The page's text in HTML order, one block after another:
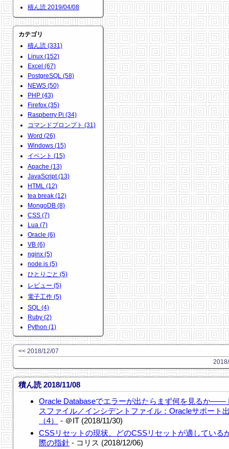
積ん読 2019/04/08
カテゴリ
積ん読 (331)
Linux (152)
Excel (67)
PostgreSQL (58)
NEWS (50)
PHP (43)
Firefox (35)
Raspberry Pi (34)
コマンドプロンプト (31)
Word (26)
Windows (15)
イベント (15)
Apache (13)
JavaScript (13)
HTML (12)
tea break (12)
MongoDB (8)
CSS (7)
Lua (7)
Oracle (6)
VB (6)
nginx (5)
node.js (5)
ひとりごと (5)
レビュー (5)
電子工作 (5)
SQL (4)
Ruby (2)
Python (1)
<< 2018/12/07
積ん読 2018/11/08
Oracle Databaseでエラーが出たらまず何を見るか――
スファイル／インシデントファイル：Oracleサポート
（4）
- ＠IT (2018/11/30)
CSSリセットの現状、どのCSSリセットが適している
際の指針 - コリス (2018/12/06)